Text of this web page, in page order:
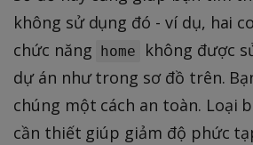
không sử dụng đó - ví dụ, hai
chức năng
home
không được
dự án như trong sơ đồ trên.
chúng một cách an toàn. Loại
cần thiết giúp giảm độ phức